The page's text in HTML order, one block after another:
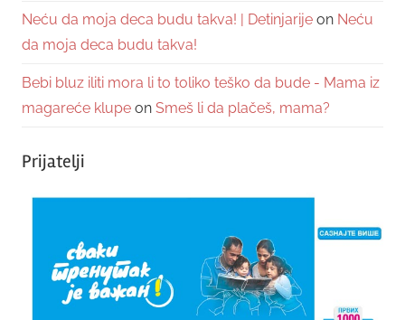
Neću da moja deca budu takva! | Detinjarije on Neću
da moja deca budu takva!
Bebi bluz iliti mora li to toliko teško da bude - Mama iz
magareće klupe on Smeš li da plačeš, mama?
Prijatelji